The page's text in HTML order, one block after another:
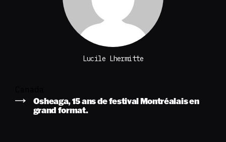
Lucile Lhermitte
Osheaga, 15 ans de festival Montréalais en
grand format.